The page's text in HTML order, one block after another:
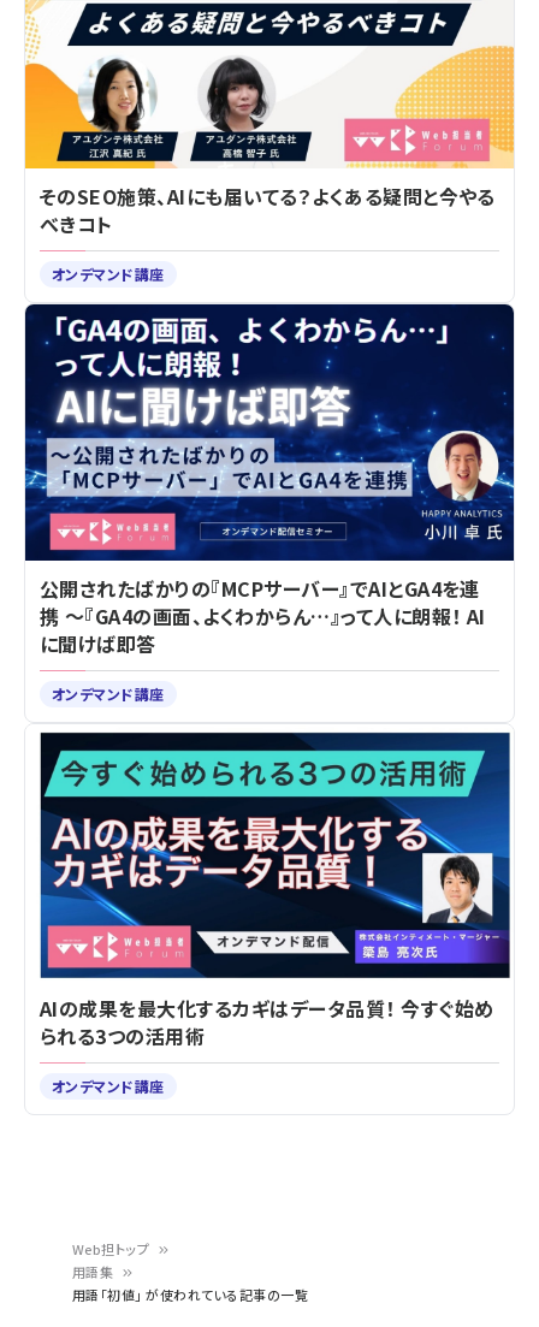
Web担トップ
用語集
用語「初値」 が使われている記事の一覧
そのSEO施策、AIにも届いてる？よくある疑問と今やる
べきコト
オンデマンド講座
公開されたばかりの『MCPサーバー』でAIとGA4を連
携 ～『GA4の画面、よくわからん…』って人に朗報！ AI
に聞けば即答
オンデマンド講座
AIの成果を最大化するカギはデータ品質！ 今すぐ始め
られる3つの活用術
オンデマンド講座